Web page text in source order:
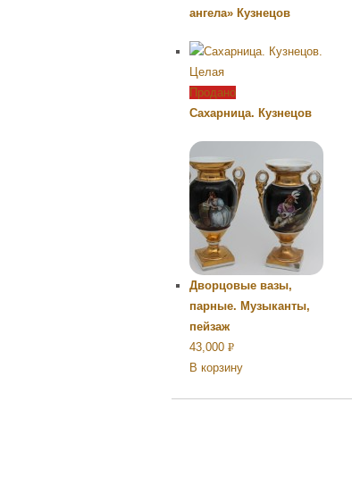
ангела» Кузнецов
Продано
Сахарница. Кузнецов
Дворцовые вазы,
парные. Музыканты,
пейзаж
43,000 Р
УБ.
В корзину